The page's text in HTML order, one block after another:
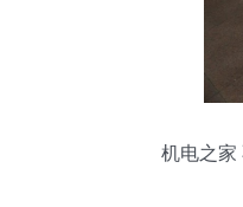
机电之家